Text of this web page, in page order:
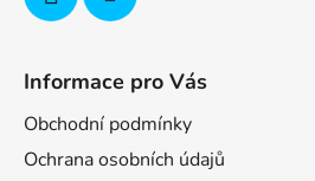
Informace pro Vás
Obchodní podmínky
Ochrana osobních údajů